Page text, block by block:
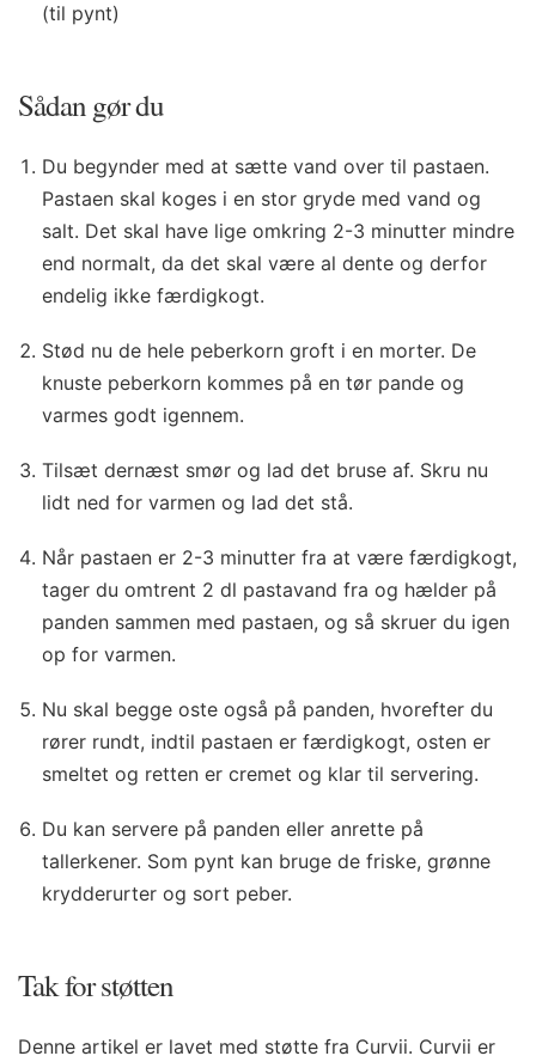
(til pynt)
Sådan gør du
Du begynder med at sætte vand over til pastaen.
Pastaen skal koges i en stor gryde med vand og
salt. Det skal have lige omkring 2-3 minutter mindre
end normalt, da det skal være al dente og derfor
endelig ikke færdigkogt.
Stød nu de hele peberkorn groft i en morter. De
knuste peberkorn kommes på en tør pande og
varmes godt igennem.
Tilsæt dernæst smør og lad det bruse af. Skru nu
lidt ned for varmen og lad det stå.
Når pastaen er 2-3 minutter fra at være færdigkogt,
tager du omtrent 2 dl pastavand fra og hælder på
panden sammen med pastaen, og så skruer du igen
op for varmen.
Nu skal begge oste også på panden, hvorefter du
rører rundt, indtil pastaen er færdigkogt, osten er
smeltet og retten er cremet og klar til servering.
Du kan servere på panden eller anrette på
tallerkener. Som pynt kan bruge de friske, grønne
krydderurter og sort peber.
Tak for støtten
Denne artikel er lavet med støtte fra Curvii. Curvii er